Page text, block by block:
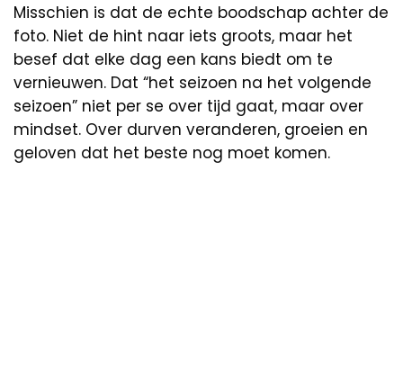
Misschien is dat de echte boodschap achter de
foto. Niet de hint naar iets groots, maar het
besef dat elke dag een kans biedt om te
vernieuwen. Dat “het seizoen na het volgende
seizoen” niet per se over tijd gaat, maar over
mindset. Over durven veranderen, groeien en
geloven dat het beste nog moet komen.